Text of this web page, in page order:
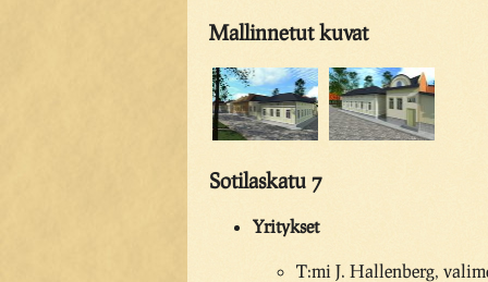
Mallinnetut kuvat
Sotilaskatu 7
Yritykset
T:mi J. Hallenberg,